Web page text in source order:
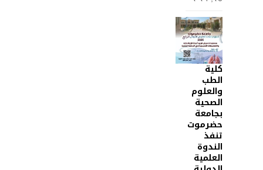
كلية
الطب
والعلوم
الصحية
بجامعة
حضرموت
تنفذ
الندوة
العلمية